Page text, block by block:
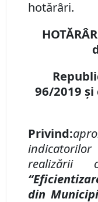
hotărâri.
96/2019 şi
Privind:
realizării
din